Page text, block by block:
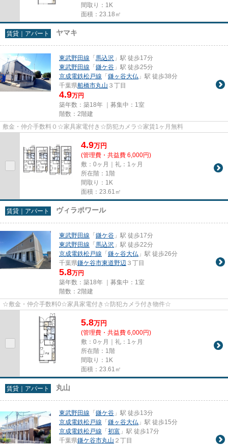
間取り：1K
面積：23.18㎡
賃貸｜アパート ヤマキ
東武野田線 「 馬込沢 」駅 徒歩17分
東武野田線 「 鎌ケ谷 」駅 徒歩25分
京成電鉄松戸線 「 鎌ヶ谷大仏 」駅 徒歩38分
千葉県船橋市丸山 ３丁目
4.9万円
築年数：築18年 ｜募集中： 1室
階数：2階建
敷金・仲介手数料０☆家具家電付き☆防犯カメラ☆家賃1ヶ月無料
4.9万円
(管理費・共益費 6,000円)
敷：0ヶ月｜礼：1ヶ月
所在階：1階
間取り：1K
面積：23.61㎡
賃貸｜アパート ヴィラポワール
東武野田線 「 鎌ケ谷 」駅 徒歩17分
東武野田線 「 馬込沢 」駅 徒歩22分
京成電鉄松戸線 「 鎌ヶ谷大仏 」駅 徒歩26分
千葉県鎌ケ谷市東道野辺 ３丁目
5.8万円
築年数：築18年 ｜募集中： 1室
階数：2階建
☆敷金・仲介手数料0☆家具家電付き☆防犯カメラ付き物件☆
5.8万円
(管理費・共益費 6,000円)
敷：0ヶ月｜礼：1ヶ月
所在階：1階
間取り：1K
面積：23.61㎡
賃貸｜アパート 丸山
東武野田線 「 鎌ケ谷 」駅 徒歩13分
京成電鉄松戸線 「 鎌ヶ谷大仏 」駅 徒歩15分
京成電鉄松戸線 「 初富 」駅 徒歩17分
千葉県鎌ケ谷市丸山 ２丁目